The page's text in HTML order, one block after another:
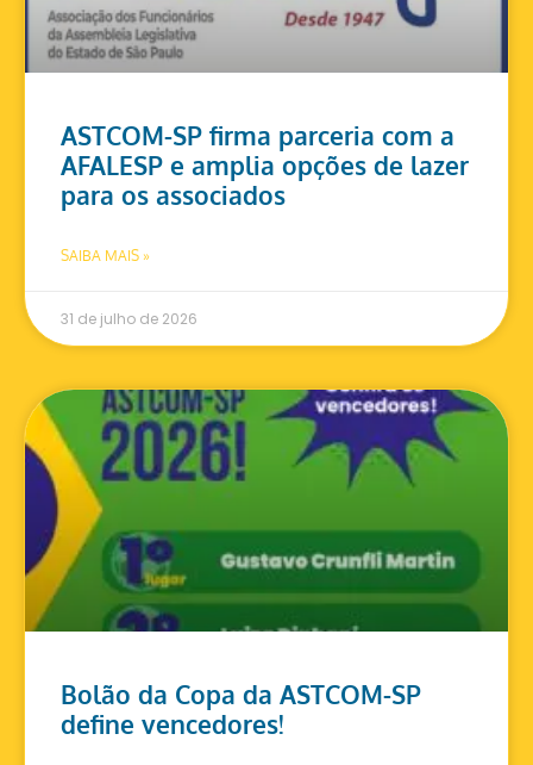
ASTCOM-SP firma parceria com a
AFALESP e amplia opções de lazer
para os associados
SAIBA MAIS »
31 de julho de 2026
Bolão da Copa da ASTCOM-SP
define vencedores!